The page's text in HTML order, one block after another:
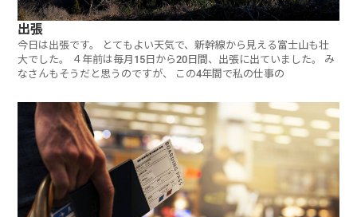
出張
今日は出張です。 とてもよい天気で、新幹線から見える富士山も壮
大でした。 ４年前は毎月15日から20日間、出張に出ていました。 み
なさんもそうだと思うのですが、 この4年間で私の仕事の